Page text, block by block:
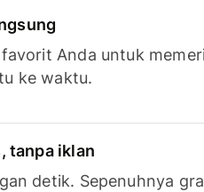
Anda untuk
ke waktu.
tanpa iklan
detik. Sepenuhnya